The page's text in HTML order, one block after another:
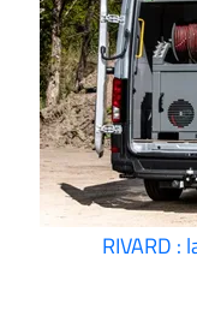
RIVARD :